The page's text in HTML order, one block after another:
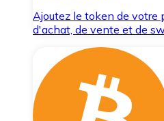
Ajoutez le token de votre
d'achat, de vente et de